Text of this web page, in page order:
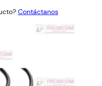
Contáctanos